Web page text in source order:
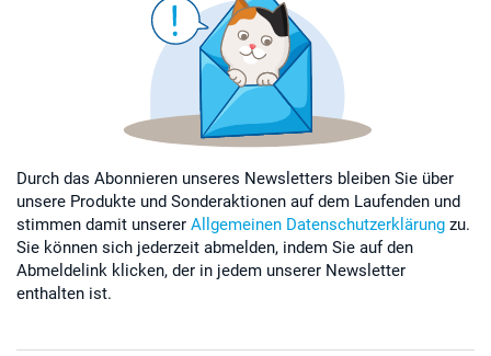
Durch das Abonnieren unseres Newsletters bleiben Sie über
unsere Produkte und Sonderaktionen auf dem Laufenden und
stimmen damit unserer Allgemeinen Datenschutzerklärung zu.
Sie können sich jederzeit abmelden, indem Sie auf den
Abmeldelink klicken, der in jedem unserer Newsletter
enthalten ist.